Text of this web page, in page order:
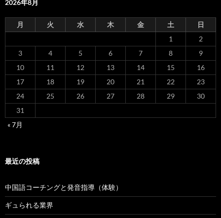
2026年8月
月 火 水 木 金 土
日
1
2
3
4 5 6 7 8
9
10
11 12 13 14 15
16
17
18 19 20 21 22
23
24
25 26 27 28 29
30
31
« 7月
最近の投稿
中国語コーチングと発音指導（体験）
ギュられる業界